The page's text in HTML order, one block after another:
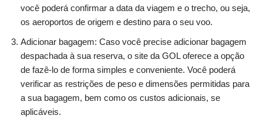
você poderá confirmar a data da viagem e o trecho, ou seja,
os aeroportos de origem e destino para o seu voo.
Adicionar bagagem: Caso você precise adicionar bagagem
despachada à sua reserva, o site da GOL oferece a opção
de fazê-lo de forma simples e conveniente. Você poderá
verificar as restrições de peso e dimensões permitidas para
a sua bagagem, bem como os custos adicionais, se
aplicáveis.